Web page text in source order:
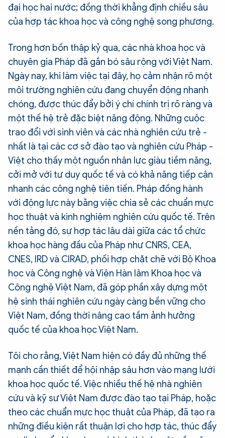
đại học hai nước; đồng thời khẳng định chiều sâu
của hợp tác khoa học và công nghệ song phương.
Trong hơn bốn thập kỷ qua, các nhà khoa học và
chuyên gia Pháp đã gắn bó sâu rộng với Việt Nam.
Ngày nay, khi làm việc tại đây, họ cảm nhận rõ một
môi trường nghiên cứu đang chuyển động nhanh
chóng, được thúc đẩy bởi ý chí chính trị rõ ràng và
một thế hệ trẻ đặc biệt năng động. Những cuộc
trao đổi với sinh viên và các nhà nghiên cứu trẻ -
nhất là tại các cơ sở đào tạo và nghiên cứu Pháp -
Việt cho thấy một nguồn nhân lực giàu tiềm năng,
cởi mở với tư duy quốc tế và có khả năng tiếp cận
nhanh các công nghệ tiên tiến. Pháp đồng hành
với động lực này bằng việc chia sẻ các chuẩn mực
học thuật và kinh nghiệm nghiên cứu quốc tế. Trên
nền tảng đó, sự hợp tác lâu dài giữa các tổ chức
khoa học hàng đầu của Pháp như CNRS, CEA,
CNES, IRD và CIRAD, phối hợp chặt chẽ với Bộ Khoa
học và Công nghệ và Viện Hàn lâm Khoa học và
Công nghệ Việt Nam, đã góp phần xây dựng một
hệ sinh thái nghiên cứu ngày càng bền vững cho
Việt Nam, đồng thời nâng cao tầm ảnh hưởng
quốc tế của khoa học Việt Nam.
Tôi cho rằng, Việt Nam hiện có đầy đủ những thế
mạnh cần thiết để hội nhập sâu hơn vào mạng lưới
khoa học quốc tế. Việc nhiều thế hệ nhà nghiên
cứu và kỹ sư Việt Nam được đào tạo tại Pháp, hoặc
theo các chuẩn mực học thuật của Pháp, đã tạo ra
những điều kiện rất thuận lợi cho hợp tác, thúc đẩy